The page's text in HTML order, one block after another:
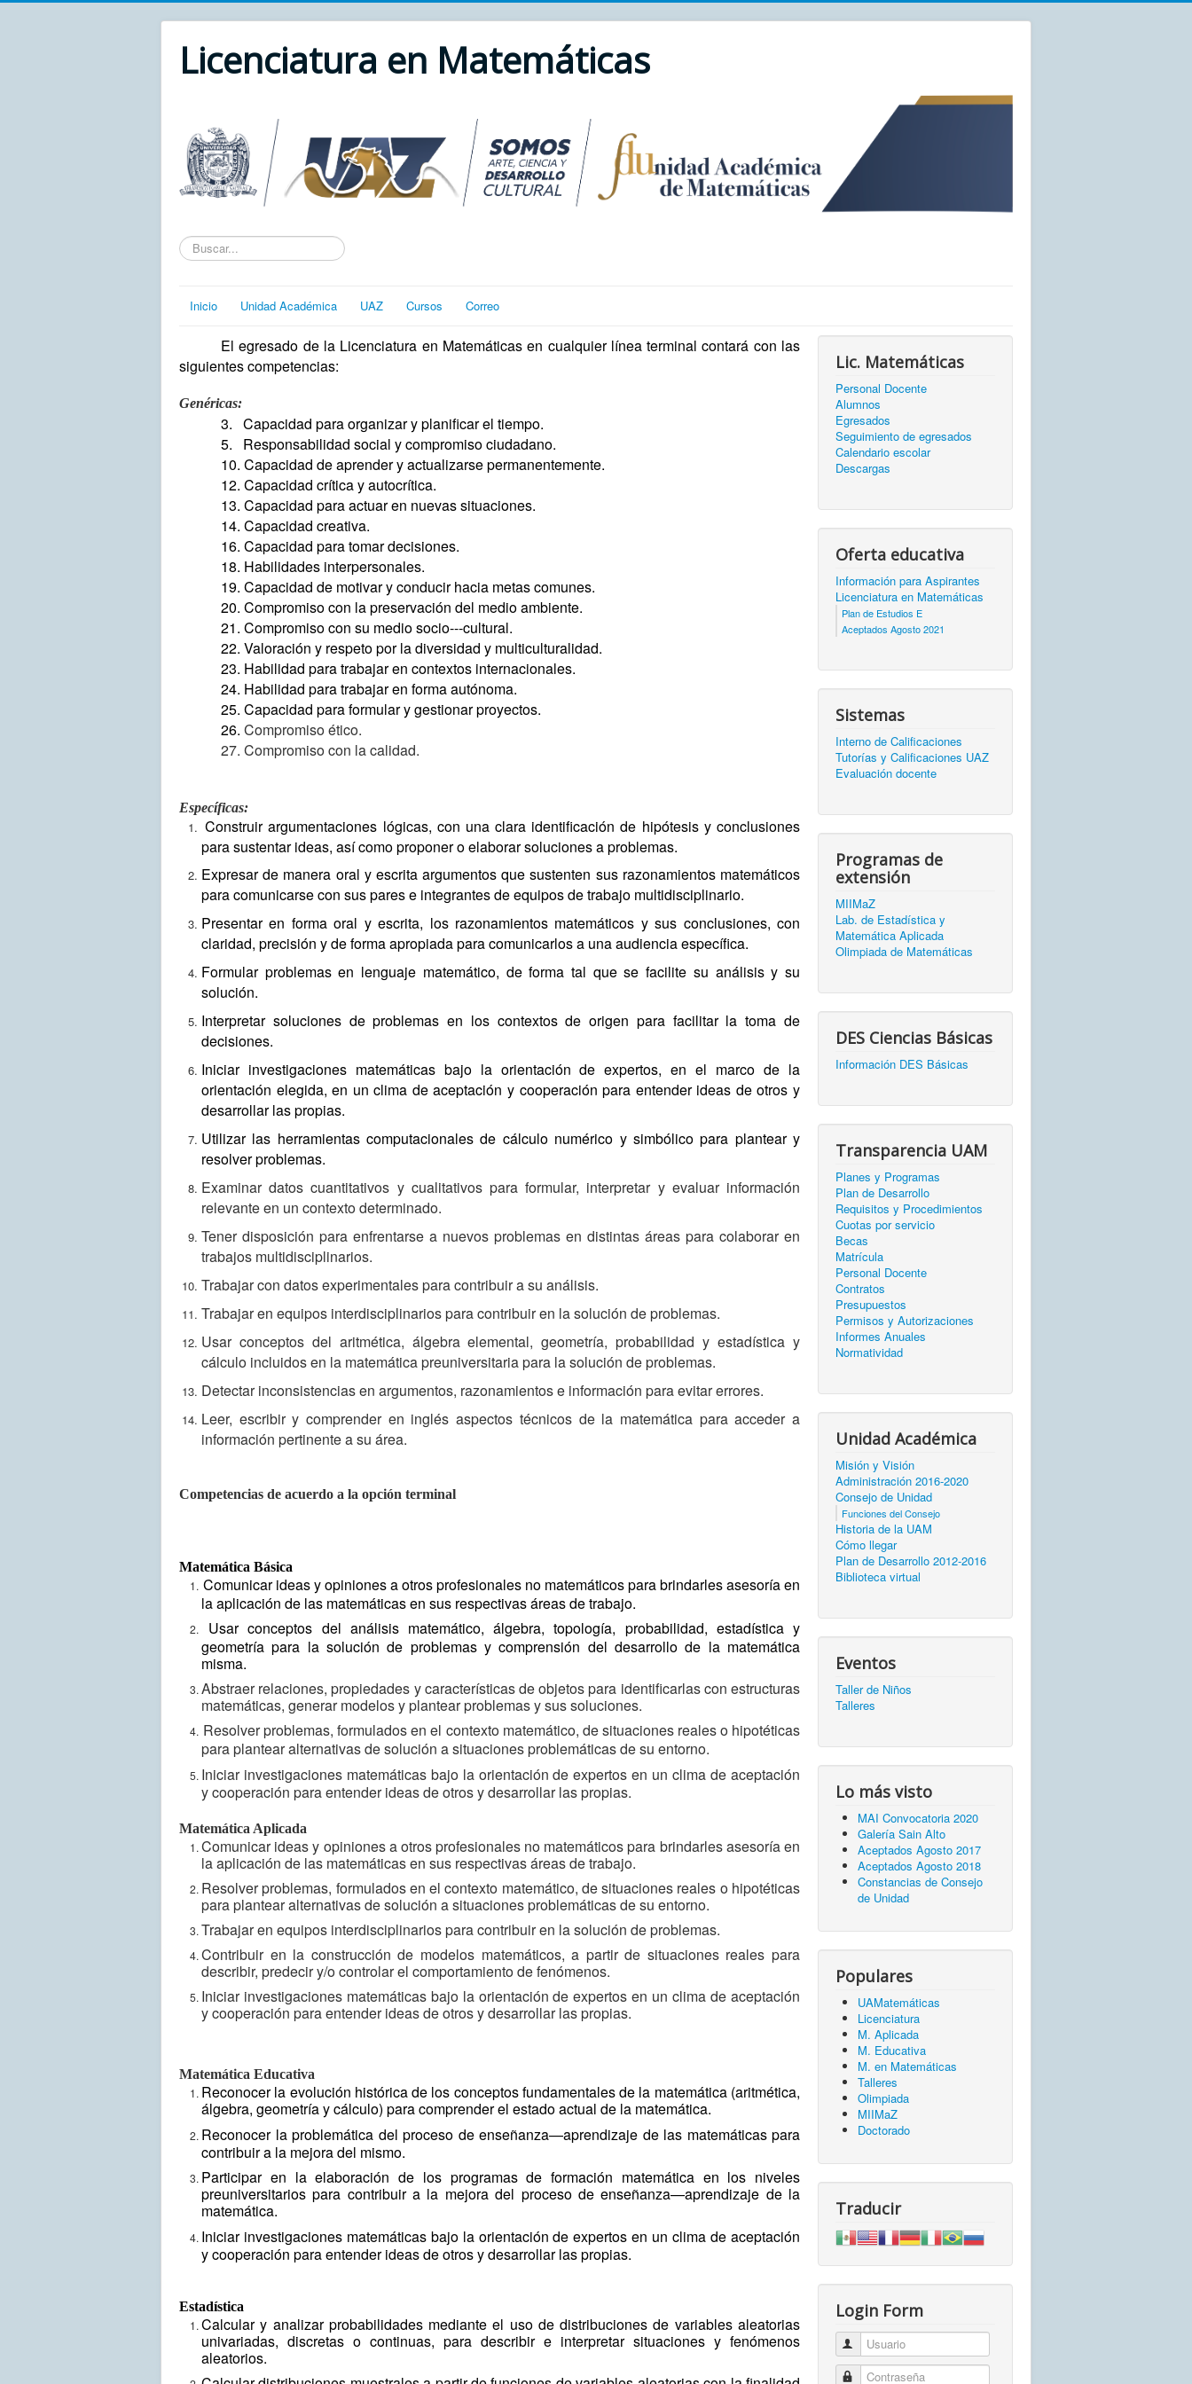
Licenciatura en Matemáticas
Texto
a
Inicio
Unidad Académica UAZ Cursos Correo
El egresado de la Licenciatura en Matemáticas en cualquier línea terminal contará con las
siguientes competencias:
Genéricas:
3. Capacidad para organizar y planificar el tiempo.
5. Responsabilidad social y compromiso ciudadano.
10. Capacidad de aprender y actualizarse permanentemente.
12. Capacidad crítica y autocrítica.
13. Capacidad para actuar en nuevas situaciones.
14. Capacidad creativa.
16. Capacidad para tomar decisiones.
18. Habilidades interpersonales.
19. Capacidad de motivar y conducir hacia metas comunes.
20. Compromiso con la preservación del medio ambiente.
21. Compromiso con su medio socio--‐cultural.
22. Valoración y respeto por la diversidad y multiculturalidad.
23. Habilidad para trabajar en contextos internacionales.
24. Habilidad para trabajar en forma autónoma.
25. Capacidad para formular y gestionar proyectos.
26.Compromiso ético.
27. Compromiso con la calidad.
Específicas:
Construir argumentaciones lógicas, con una clara identificación de hipótesis y conclusiones
para sustentar ideas, así como proponer o elaborar soluciones a problemas.
Expresar de manera oral y escrita argumentos que sustenten sus razonamientos matemáticos
para comunicarse con sus pares e integrantes de equipos de trabajo multidisciplinario.
Presentar en forma oral y escrita, los razonamientos matemáticos y sus conclusiones, con
claridad, precisión y de forma apropiada para comunicarlos a una audiencia específica.
Formular problemas en lenguaje matemático, de forma tal que se facilite su análisis y su
solución.
Interpretar soluciones de problemas en los contextos de origen para facilitar la toma de
decisiones.
Iniciar investigaciones matemáticas bajo la orientación de expertos, en el marco de la
orientación elegida, en un clima de aceptación y cooperación para entender ideas de otros y
desarrollar las propias.
Utilizar las herramientas computacionales de cálculo numérico y simbólico para plantear y
resolver problemas.
Examinar datos cuantitativos y cualitativos para formular, interpretar y evaluar información
relevante en un contexto determinado.
Tener disposición para enfrentarse a nuevos problemas en distintas áreas para colaborar en
trabajos multidisciplinarios.
Trabajar con datos experimentales para contribuir a su análisis.
Trabajar en equipos interdisciplinarios para contribuir en la solución de problemas.
Usar conceptos del aritmética, álgebra elemental, geometría, probabilidad y estadística y
cálculo incluidos en la matemática preuniversitaria para la solución de problemas.
Detectar inconsistencias en argumentos, razonamientos e información para evitar errores.
Leer, escribir y comprender en inglés aspectos técnicos de la matemática para acceder a
información pertinente a su área.
Competencias de acuerdo a la opción terminal
Matemática Básica
Comunicar ideas y opiniones a otros profesionales no matemáticos para brindarles asesoría en
la aplicación de las matemáticas en sus respectivas áreas de trabajo.
Usar conceptos del análisis matemático, álgebra, topología, probabilidad, estadística y
geometría para la solución de problemas y comprensión del desarrollo de la matemática
misma.
Abstraer relaciones, propiedades y características de objetos para identificarlas con estructuras
matemáticas, generar modelos y plantear problemas y sus soluciones.
Resolver problemas, formulados en el contexto matemático, de situaciones reales o hipotéticas
para plantear alternativas de solución a situaciones problemáticas de su entorno.
Iniciar investigaciones matemáticas bajo la orientación de expertos en un clima de aceptación
y cooperación para entender ideas de otros y desarrollar las propias.
Matemática Aplicada
Comunicar ideas y opiniones a otros profesionales no matemáticos para brindarles asesoría en
la aplicación de las matemáticas en sus respectivas áreas de trabajo.
Resolver problemas, formulados en el contexto matemático, de situaciones reales o hipotéticas
para plantear alternativas de solución a situaciones problemáticas de su entorno.
Trabajar en equipos interdisciplinarios para contribuir en la solución de problemas.
Contribuir en la construcción de modelos matemáticos, a partir de situaciones reales para
describir, predecir y/o controlar el comportamiento de fenómenos.
Iniciar investigaciones matemáticas bajo la orientación de expertos en un clima de aceptación
y cooperación para entender ideas de otros y desarrollar las propias.
Matemática Educativa
Reconocer la evolución histórica de los conceptos fundamentales de la matemática (aritmética,
álgebra, geometría y cálculo) para comprender el estado actual de la matemática.
Reconocer la problemática del proceso de enseñanza—aprendizaje de las matemáticas para
contribuir a la mejora del mismo.
Participar en la elaboración de los programas de formación matemática en los niveles
preuniversitarios para contribuir a la mejora del proceso deenseñanza—aprendizaje de la
matemática.
Iniciar investigaciones matemáticas bajo la orientación de expertos en un climade aceptación
y cooperación para entender ideas de otros y desarrollar las propias.
Estadística
Calcular y analizar probabilidades mediante el uso de distribuciones de variables aleatorias
univariadas, discretas o continuas, para describir e interpretar situaciones y fenómenos
aleatorios.
Lic. Matemáticas
Personal Docente
Alumnos
Egresados
Seguimiento de egresados
Calendario escolar
Descargas
Oferta educativa
Información para Aspirantes
Licenciatura en Matemáticas
Plan de Estudios E
Aceptados Agosto 2021
Sistemas
Interno de Calificaciones
Tutorías y Calificaciones UAZ
Evaluación docente
Programas de
extensión
MIIMaZ
Lab. de Estadística y
Matemática Aplicada
Olimpiada de Matemáticas
DES Ciencias Básicas
Información DES Básicas
Transparencia UAM
Planes y Programas
Plan de Desarrollo
Requisitos y Procedimientos
Cuotas por servicio
Becas
Matrícula
Personal Docente
Contratos
Presupuestos
Permisos y Autorizaciones
Informes Anuales
Normatividad
Unidad Académica
Misión y Visión
Administración 2016-2020
Consejo de Unidad
Funciones del Consejo
Historia de la UAM
Cómo llegar
Plan de Desarrollo 2012-2016
Biblioteca virtual
Eventos
Taller de Niños
Talleres
Lo más visto
MAI Convocatoria 2020
Galería Sain Alto
Aceptados Agosto 2017
Aceptados Agosto 2018
Constancias de Consejo
de Unidad
Populares
UAMatemáticas
Licenciatura
M. Aplicada
M. Educativa
M. en Matemáticas
Talleres
Olimpiada
MIIMaZ
Doctorado
Traducir
Login Form
Usuario
Contraseña